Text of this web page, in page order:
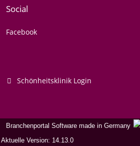
Social
Facebook
Schönheitsklinik Login
Branchenportal Software made in Germany
Aktuelle Version: 14.13.0